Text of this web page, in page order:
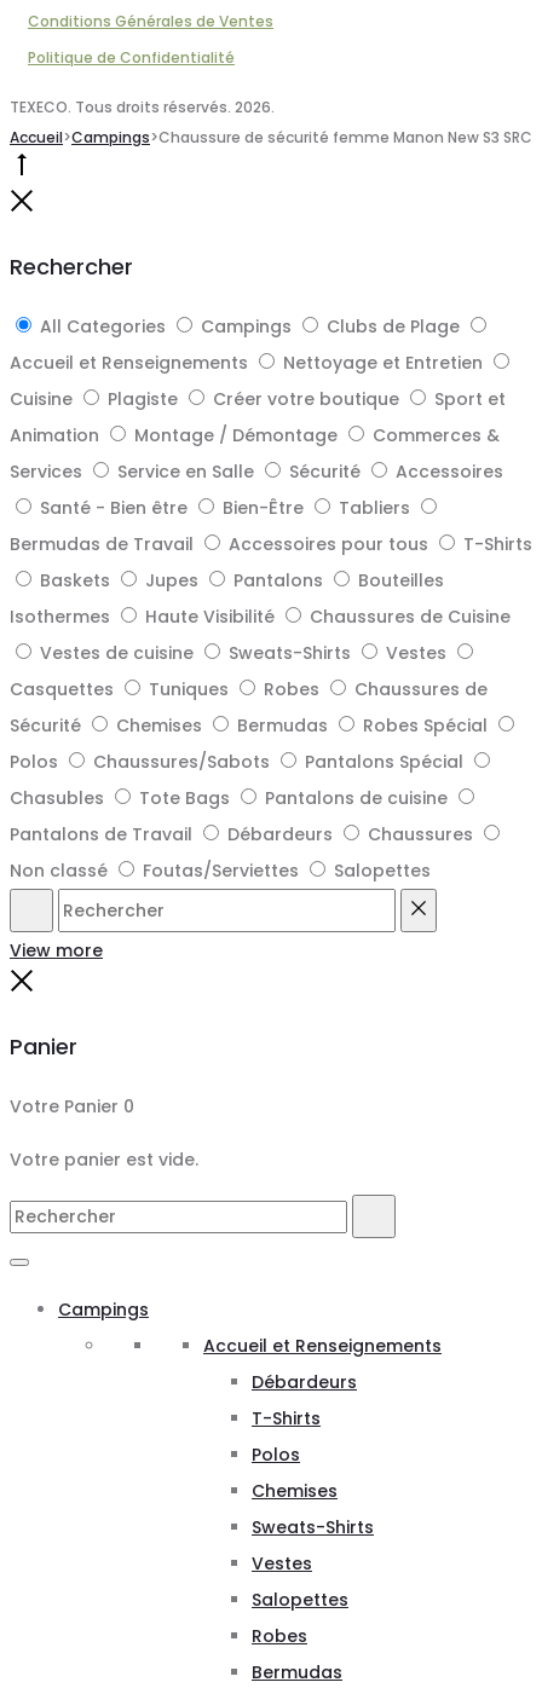
Conditions Générales de Ventes
Politique de Confidentialité
TEXECO. Tous droits réservés. 2026.
Accueil>Campings>Chaussure de sécurité femme Manon New S3 SRC
Rechercher
All Categories Campings
Clubs de Plage
Accueil et Renseignements
Nettoyage et Entretien
Cuisine
Plagiste Créer votre boutique
Sport et
Animation
Montage / Démontage
Commerces &
Services
Service en Salle Sécurité
Accessoires
Santé - Bien être
Bien-Être
Tabliers
Bermudas de Travail
Accessoires pour tous
T-Shirts
Baskets
Jupes Pantalons
Bouteilles
Isothermes
Haute Visibilité
Chaussures de Cuisine
Vestes de cuisine
Sweats-Shirts
Vestes
Casquettes
Tuniques Robes
Chaussures de
Sécurité
Chemises Bermudas
Robes Spécial
Polos
Chaussures/Sabots
Pantalons Spécial
Chasubles
Tote Bags
Pantalons de cuisine
Pantalons de Travail
Débardeurs
Chaussures
Non classé
Foutas/Serviettes Salopettes
Rechercher
View more
Panier
Votre Panier 0
Votre panier est vide.
Search
Campings
Accueil et Renseignements
Débardeurs
T-Shirts
Polos
Chemises
Sweats-Shirts
Vestes
Salopettes
Robes
Bermudas